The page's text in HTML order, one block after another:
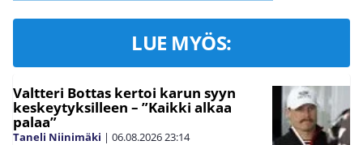
LUE MYÖS:
Valtteri Bottas kertoi karun syyn
keskeytyksilleen – ”Kaikki alkaa
palaa”
Taneli Niinimäki | 06.08.202623:14